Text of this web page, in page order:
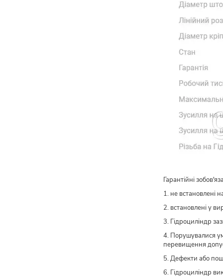
Гарантійні
1. не встановлені
2. встановлені у
3. Гідроциліндр
4. Порушувалися
перевищення
5. Дефекти або
6. Гідроциліндр